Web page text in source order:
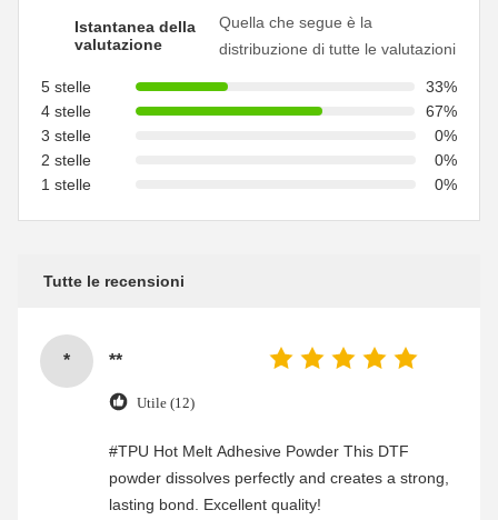
Istantanea della
valutazione
Quella che segue è la
distribuzione di tutte le valutazioni
5 stelle
33%
4 stelle
67%
3 stelle
0%
2 stelle
0%
1 stelle
0%
Tutte le recensioni
* **
Utile (12)
#TPU Hot Melt Adhesive Powder This DTF
powder dissolves perfectly and creates a strong,
lasting bond. Excellent quality!